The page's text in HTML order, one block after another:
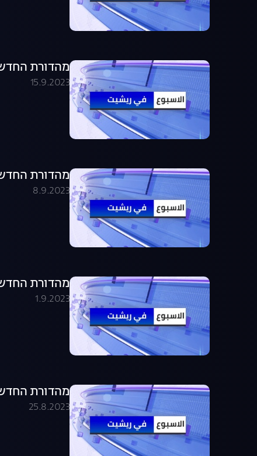
מהדורת החדשות בערבית
15.9.2023
מהדורת החדשות בערבית
8.9.2023
מהדורת החדשות בערבית
1.9.2023
מהדורת החדשות בערבית
25.8.2023